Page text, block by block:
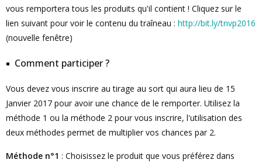
vous remportera tous les produits qu'il contient ! Cliquez sur le
lien suivant pour voir le contenu du traîneau : http://bit.ly/tnvp2016
(nouvelle fenêtre)
Comment participer ?
Vous devez vous inscrire au tirage au sort qui aura lieu de 15
Janvier 2017 pour avoir une chance de le remporter. Utilisez la
méthode 1 ou la méthode 2 pour vous inscrire, l'utilisation des
deux méthodes permet de multiplier vos chances par 2.
Méthode n°1 : Choisissez le produit que vous préférez dans